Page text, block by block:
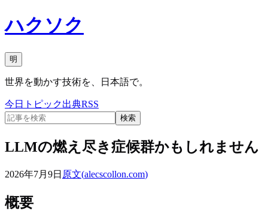
ハクソク
明
世界を動かす技術を、日本語で。
今日 トピック出典RSS
検索
LLMの燃え尽き症候群かもしれません
2026年7月9日 原文(alecscollon.com)
概要